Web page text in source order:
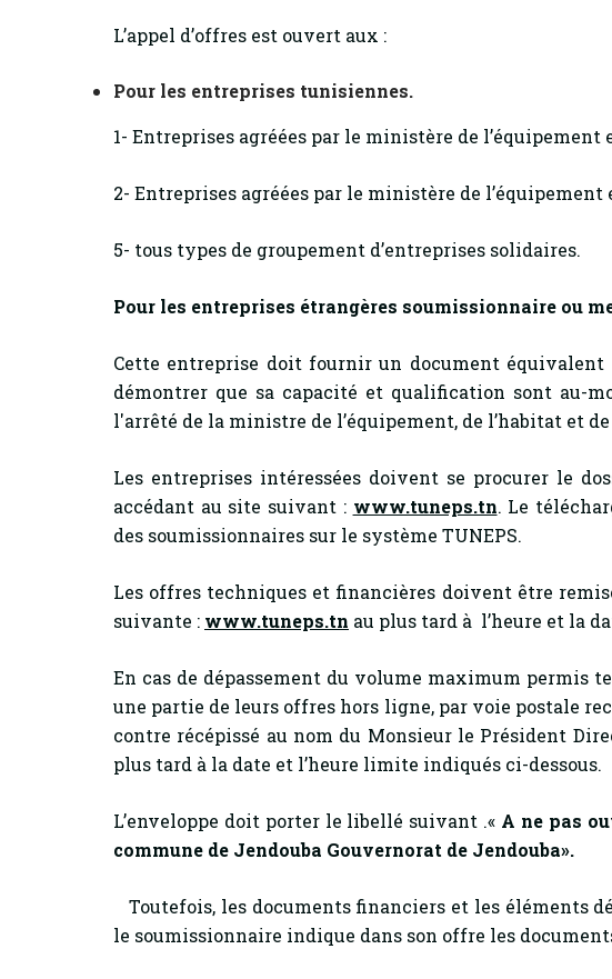
L’appel d’offres est ouvert aux :
Pour les entreprises tunisiennes.
1- Entreprises agréées par le ministère de
2- Entreprises agréées par le ministère de
5- tous types de groupement d’entreprises solidaires.
Pour les entreprises étrangères soumissionnaire ou
Cette entreprise doit fournir un document
démontrer que sa capacité et qualification sont au-
l'arrêté de la ministre de l’équipement, de l’habitat et
Les entreprises intéressées doivent se procurer le
accédant au site suivant : www.tuneps.tn. Le
des soumissionnaires sur le système TUNEPS.
Les offres techniques et financières doivent être
suivante : www.tuneps.tn au plus tard à l’heure et la
En cas de dépassement du volume maximum permis
une partie de leurs offres hors ligne, par voie postale
contre récépissé au nom du Monsieur le Président
plus tard à la date et l’heure limite indiqués ci-dessous.
L’enveloppe doit porter le libellé suivant .« A ne pas
commune de Jendouba Gouvernorat de Jendouba».
Toutefois, les documents financiers et les éléments
le soumissionnaire indique dans son offre les